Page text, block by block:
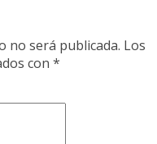
no será publicada. Los
con *